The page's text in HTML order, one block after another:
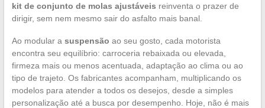
kit de conjunto de molas ajustáveis reinventa o prazer de
dirigir, sem nem mesmo sair do asfalto mais banal.
Ao modular a suspensão ao seu gosto, cada motorista
encontra seu equilíbrio: carroceria rebaixada ou elevada,
firmeza mais ou menos acentuada, adaptação ao clima ou ao
tipo de trajeto. Os fabricantes acompanham, multiplicando os
modelos para atender a todos os desejos, desde a simples
personalização até a busca por desempenho. Hoje, não é mais